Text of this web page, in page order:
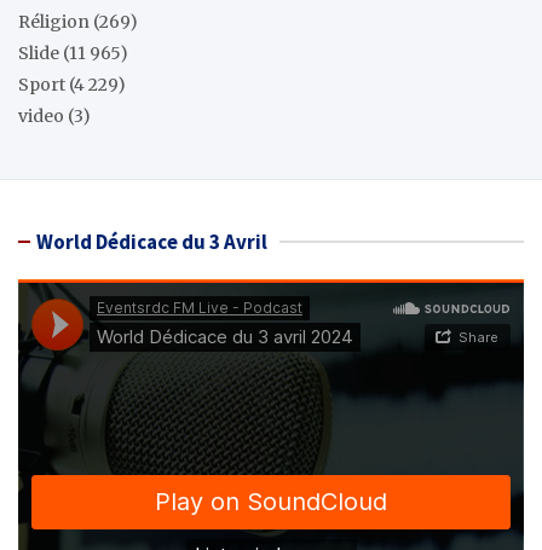
Réligion (269)
Slide (11 965)
Sport (4 229)
video (3)
World Dédicace du 3 Avril